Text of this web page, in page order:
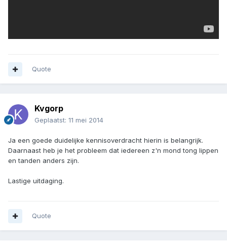
Quote
Kvgorp
Geplaatst: 11 mei 2014
Ja een goede duidelijke kennisoverdracht hierin is belangrijk.
Daarnaast heb je het probleem dat iedereen z'n mond tong lippen
en tanden anders zijn.
Lastige uitdaging.
Quote